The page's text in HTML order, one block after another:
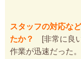
スタッフの対応な
たか？
[非常に良
作業が迅速だった。